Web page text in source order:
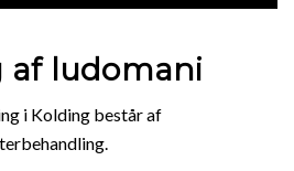
af ludomani
i Kolding består af